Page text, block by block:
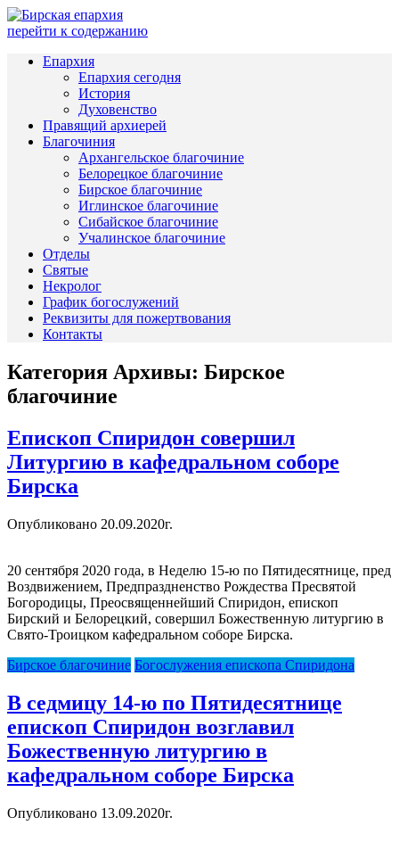
перейти к содержанию
Епархия
Епархия сегодня
История
Духовенство
Правящий архиерей
Благочиния
Архангельское благочиние
Белорецкое благочиние
Бирское благочиние
Иглинское благочиние
Сибайское благочиние
Учалинское благочиние
Отделы
Святые
Некролог
График богослужений
Реквизиты для пожертвования
Контакты
Категория Архивы: Бирское
благочиние
Епископ Спиридон совершил
Литургию в кафедральном соборе
Бирска
Опубликовано 20.09.2020г.
20 сентября 2020 года, в Неделю 15-ю по Пятидесятнице, пред
Воздвижением, Предпраздненство Рождества Пресвятой
Богородицы, Преосвященнейший Спиридон, епископ
Бирский и Белорецкий, совершил Божественную литургию в
Свято-Троицком кафедральном соборе Бирска.
Бирское благочиние Богослужения епископа Спиридона
В седмицу 14-ю по Пятидесятнице
епископ Спиридон возглавил
Божественную литургию в
кафедральном соборе Бирска
Опубликовано 13.09.2020г.